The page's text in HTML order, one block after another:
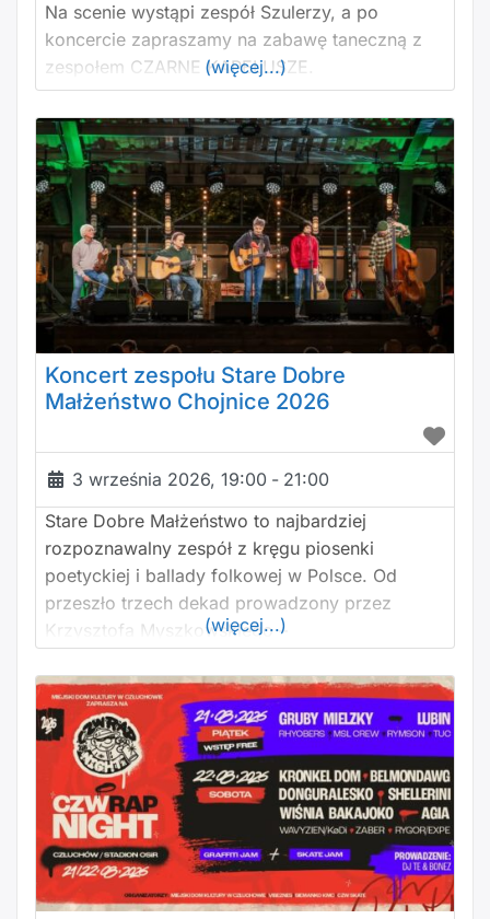
Na scenie wystąpi zespół Szulerzy, a po
koncercie zapraszamy na zabawę taneczną z
zespołem CZARNE KAPELUSZE.
(więcej...)
Koncert zespołu Stare Dobre
Małżeństwo Chojnice 2026
3 września 2026, 19:00 - 21:00
Stare Dobre Małżeństwo to najbardziej
rozpoznawalny zespół z kręgu piosenki
poetyckiej i ballady folkowej w Polsce. Od
przeszło trzech dekad prowadzony przez
Krzysztofa Myszkowskiego –
autora o studenckim rodowodzie. Skład
zespołu: Krzysztof Myszkowski – śpiew, gitara,
harmonijka ustna Wojciech Czemplik – skrzypce
Tomasz Pierzchniak – kontrabas, gitara basowa,
melodyka Bolesław Pietraszkiewicz – gitary
Beata Koptas –
(więcej...)